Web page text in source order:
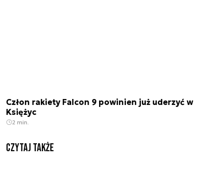
Człon rakiety Falcon 9 powinien już uderzyć w
Księżyc
2 min.
Czytaj także